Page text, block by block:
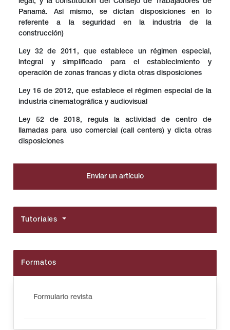
Panamá. Así mismo, se dictan disposiciones en lo
referente a la seguridad en la industria de la
construcción)
Ley 32 de 2011, que establece un régimen especial,
integral y simplificado para el establecimiento y
operación de zonas francas y dicta otras disposiciones
Ley 16 de 2012, que establece el régimen especial de la
industria cinematográfica y audiovisual
Ley 52 de 2018, regula la actividad de centro de
llamadas para uso comercial (call centers) y dicta otras
disposiciones
Enviar un artículo
Tutoriales
Formatos
Formulario revista